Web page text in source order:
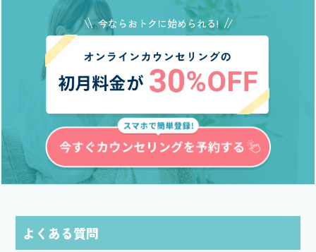
今ならおトクに始められる!
よくある質問